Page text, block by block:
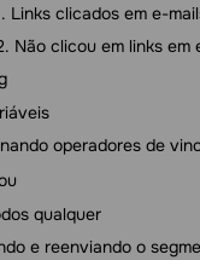
Links clicados em e-
Não clicou em links
operadores de
qualquer
e reenviando o